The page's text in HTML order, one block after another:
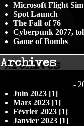
Microsoft Flight
Spot Launch
The Fall of 76
Cyberpunk 2077,
Game of Bombs
Archives
-
Juin 2023 [1]
Mars 2023 [1]
Février 2023 [1]
Janvier 2023 [1]